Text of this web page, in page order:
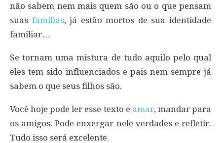
não sabem nem mais quem são ou o que pensam
suas famílias, já estão mortos de sua identidade
familiar…
Se tornam uma mistura de tudo aquilo pelo qual
eles tem sido influenciados e pais nem sempre já
sabem o que seus filhos são.
Você hoje pode ler esse texto e amar, mandar para
os amigos. Pode enxergar nele verdades e refletir.
Tudo isso será excelente.